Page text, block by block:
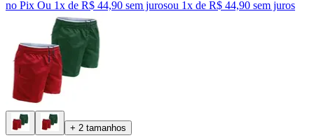
no Pix Ou 1x de R$ 44,90 sem jurosou 1x de R$ 44,90 sem juros
+ 2 tamanhos